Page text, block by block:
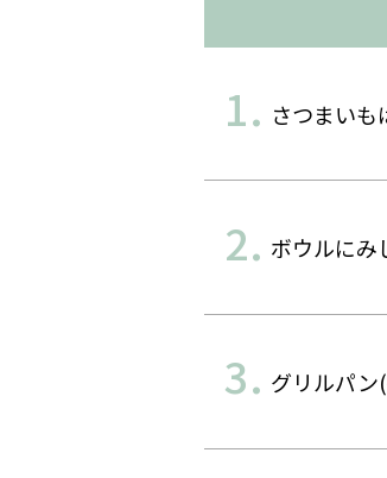
さつまいも
ボウルにみ
グリルパン